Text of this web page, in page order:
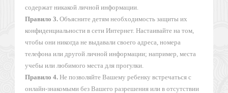
содержат никакой личной информации.
Правило 3. Объясните детям необходимость защиты их
конфиденциальности в сети Интернет. Настаивайте на том,
чтобы они никогда не выдавали своего адреса, номера
телефона или другой личной информации; например, места
учебы или любимого места для прогулки.
Правило 4. Не позволяйте Вашему ребенку встречаться с
онлайн-знакомыми без Вашего разрешения или в отсутствии